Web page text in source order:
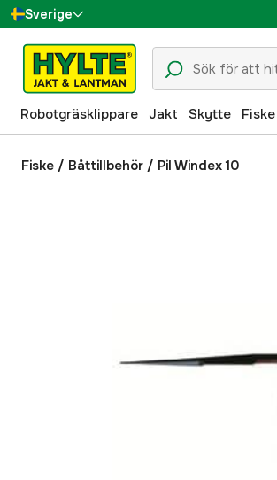
Sverige
Danmark
Suomi
Norge
Deutschland
Robotgräsklippare Jakt Skytte Fiske
Fiske / Båttillbehör / Pil Windex 10